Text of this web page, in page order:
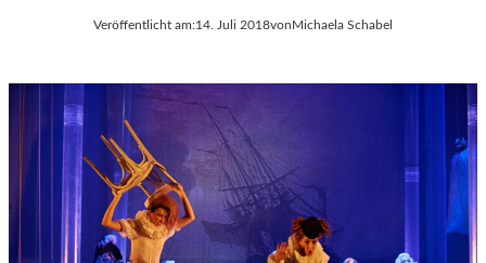
Veröffentlicht am:14. Juli 2018vonMichaela Schabel